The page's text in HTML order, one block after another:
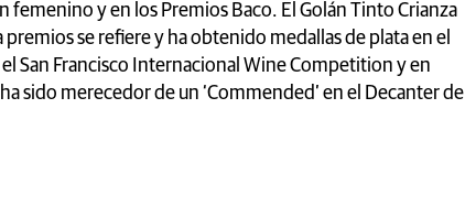
femenino y en los Premios Baco. El Golán Tinto Crianza
se refiere y ha obtenido medallas de plata en el
San Francisco Internacional Wine Competition y en
sido merecedor de un ‘Commended’ en el Decanter de